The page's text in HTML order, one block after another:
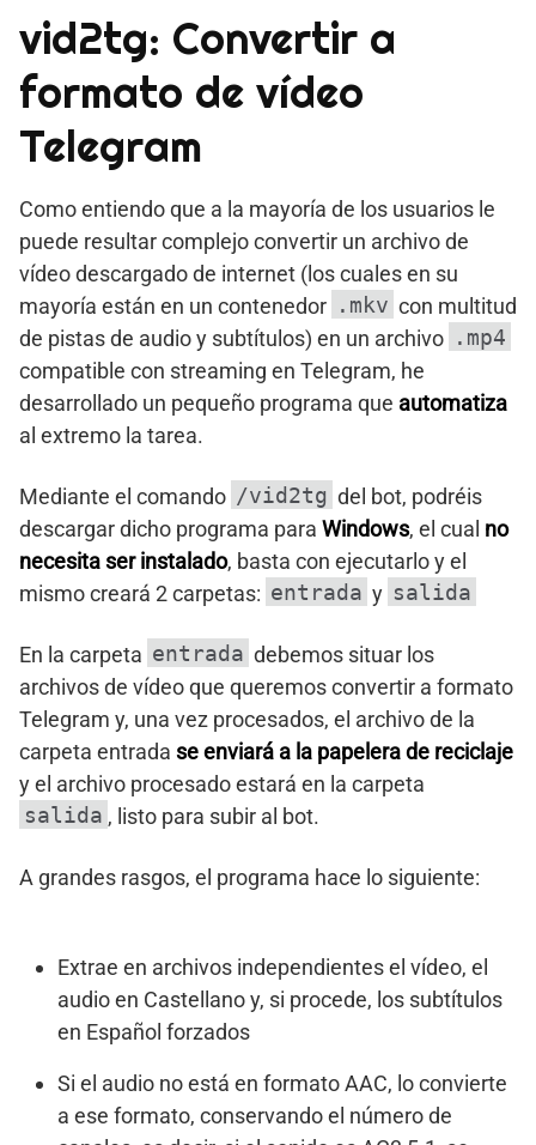
vid2tg: Convertir a
formato de vídeo
Telegram
Como entiendo que a la mayoría de los usuarios le
puede resultar complejo convertir un archivo de
vídeo descargado de internet (los cuales en su
mayoría están en un contenedor .mkv con multitud
de pistas de audio y subtítulos) en un archivo .mp4
compatible con streaming en Telegram, he
desarrollado un pequeño programa que automatiza
al extremo la tarea.
Mediante el comando /vid2tg del bot, podréis
descargar dicho programa para Windows, el cual no
necesita ser instalado, basta con ejecutarlo y el
mismo creará 2 carpetas: entrada y salida
En la carpeta entrada debemos situar los
archivos de vídeo que queremos convertir a formato
Telegram y, una vez procesados, el archivo de la
carpeta entrada se enviará a la papelera de reciclaje
y el archivo procesado estará en la carpeta
salida , listo para subir al bot.
A grandes rasgos, el programa hace lo siguiente:
Extrae en archivos independientes el vídeo, el
audio en Castellano y, si procede, los subtítulos
en Español forzados
Si el audio no está en formato AAC, lo convierte
a ese formato, conservando el número de